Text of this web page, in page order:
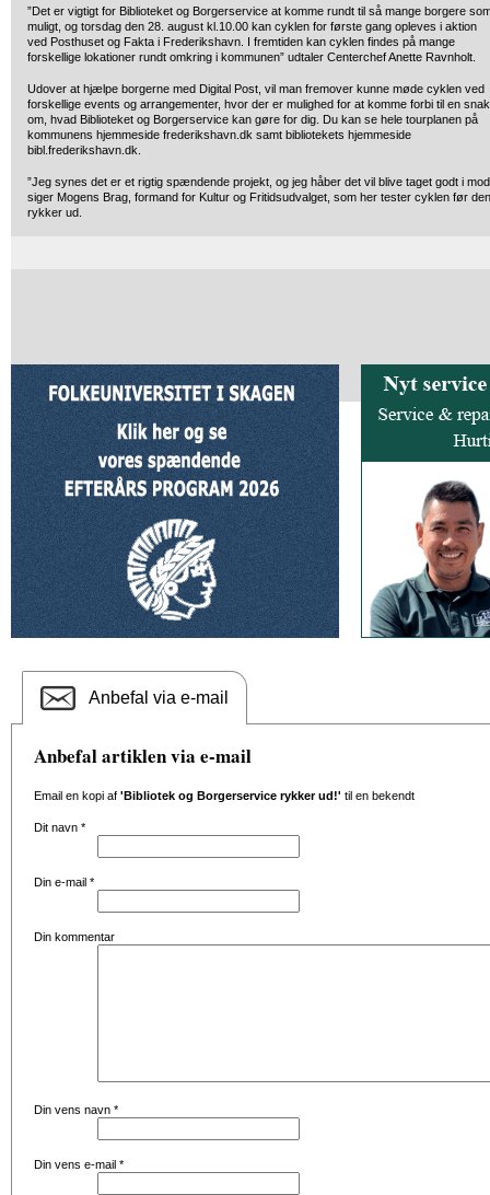
”Det er vigtigt for Biblioteket og Borgerservice at komme rundt til så mange borgere
muligt, og torsdag den 28. august kl.10.00 kan cyklen for første gang opleves i aktion
ved Posthuset og Fakta i Frederikshavn. I fremtiden kan cyklen findes på mange
forskellige lokationer rundt omkring i kommunen” udtaler Centerchef Anette Ravnholt.
Udover at hjælpe borgerne med Digital Post, vil man fremover kunne møde cyklen ved
forskellige events og arrangementer, hvor der er mulighed for at komme forbi til en snak
om, hvad Biblioteket og Borgerservice kan gøre for dig. Du kan se hele tourplanen på
kommunens hjemmeside frederikshavn.dk samt bibliotekets hjemmeside
bibl.frederikshavn.dk.
”Jeg synes det er et rigtig spændende projekt, og jeg håber det vil blive taget godt i
siger Mogens Brag, formand for Kultur og Fritidsudvalget, som her tester cyklen før den
rykker ud.
Anbefal via e-mail
Anbefal artiklen via e-mail
Email en kopi af 'Bibliotek og Borgerservice rykker ud!' til en bekendt
Dit navn *
Din e-mail *
Din kommentar
Din vens navn *
Din vens e-mail *